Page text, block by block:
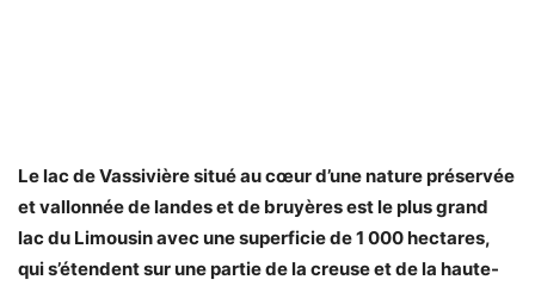
Le lac de Vassivière situé au cœur d’une nature préservée
et vallonnée de landes et de bruyères est le plus grand
lac du Limousin avec une superficie de 1 000 hectares,
qui s’étendent sur une partie de la creuse et de la haute-